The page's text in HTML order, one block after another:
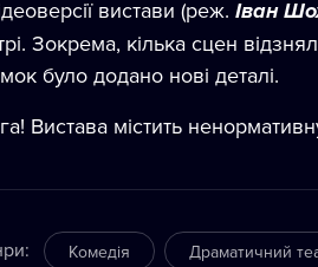
вистави (реж. Іван
Зокрема, кілька сцен
було додано нові деталі.
Вистава містить
: Комедія Драматичний